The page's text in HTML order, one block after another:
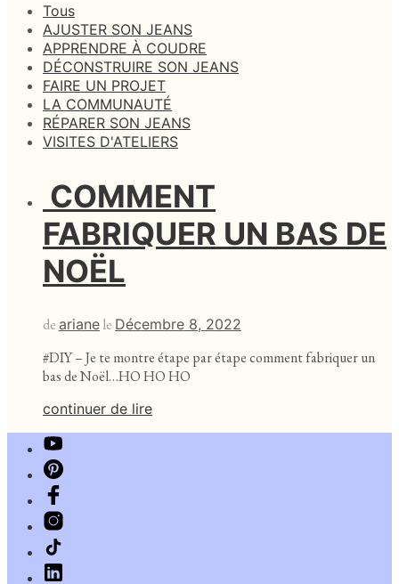
Tous
AJUSTER SON JEANS
APPRENDRE À COUDRE
DÉCONSTRUIRE SON JEANS
FAIRE UN PROJET
LA COMMUNAUTÉ
RÉPARER SON JEANS
VISITES D'ATELIERS
COMMENT
FABRIQUER UN BAS DE
NOËL
de ariane le Décembre 8, 2022
#DIY – Je te montre étape par étape comment fabriquer un
bas de Noël…HO HO HO
continuer de lire